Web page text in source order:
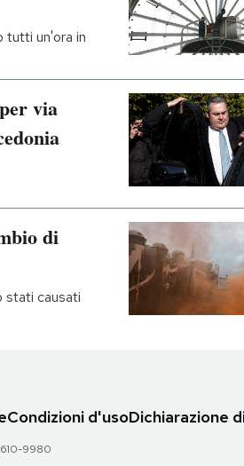
tutti un'ora in
via
di
stati causati
Condizioni d'usoDichiarazione
9980